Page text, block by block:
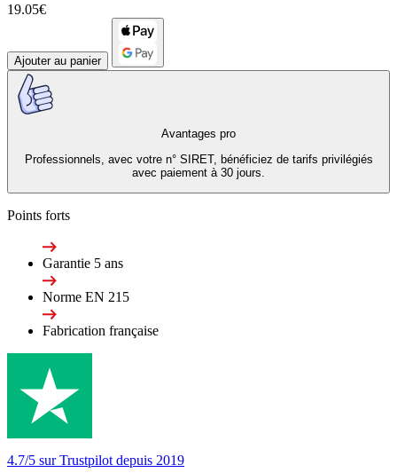
19.05€
Ajouter au panier
Avantages pro
Professionnels, avec votre n° SIRET, bénéficiez de tarifs privilégiés
avec paiement à 30 jours.
Points forts
Garantie 5 ans
Norme EN 215
Fabrication française
4.7/5 sur Trustpilot depuis 2019